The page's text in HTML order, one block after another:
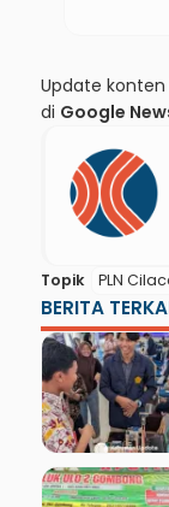
Update
di Google
Topik PLN
BERITA